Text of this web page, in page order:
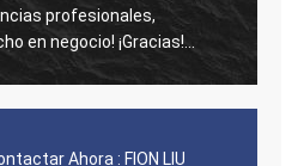
profesionales,
en negocio! ¡Gracias!
orden, las mercancías de
Ahora : FION LIU